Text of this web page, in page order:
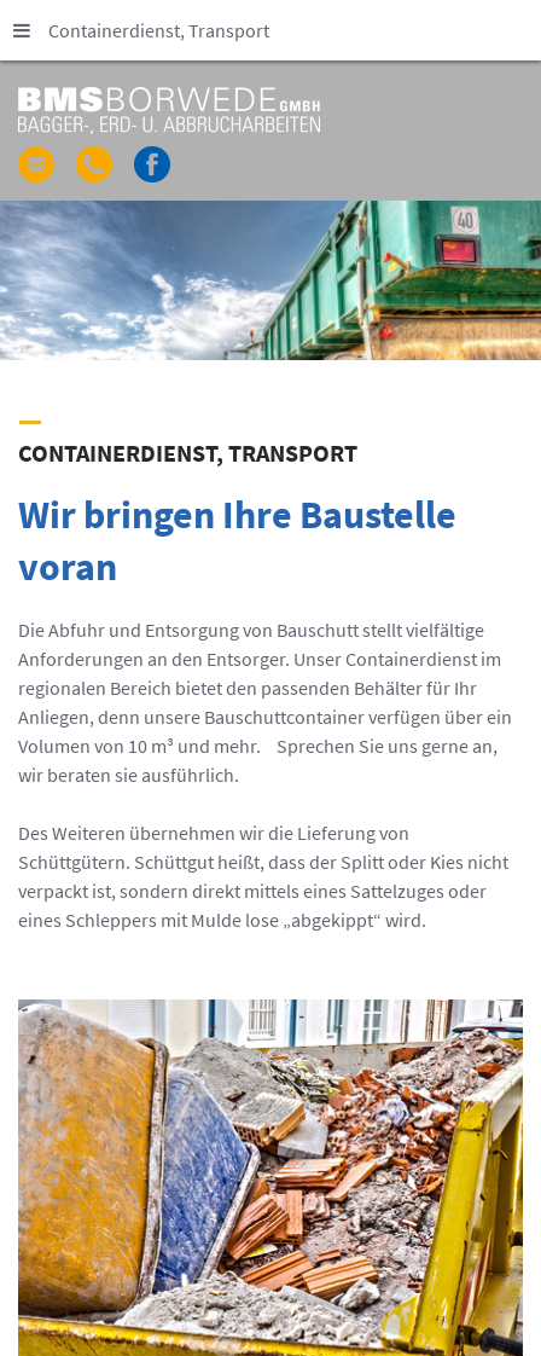
Containerdienst, Transport
CONTAINERDIENST, TRANSPORT
Wir bringen Ihre Baustelle
voran
Die Abfuhr und Entsorgung von Bauschutt stellt vielfältige
Anforderungen an den Entsorger. Unser Containerdienst im
regionalen Bereich bietet den passenden Behälter für Ihr
Anliegen, denn unsere Bauschuttcontainer verfügen über ein
Volumen von 10 m³ und mehr. Sprechen Sie uns gerne an,
wir beraten sie ausführlich.
Des Weiteren übernehmen wir die Lieferung von
Schüttgütern. Schüttgut heißt, dass der Splitt oder Kies nicht
verpackt ist, sondern direkt mittels eines Sattelzuges oder
eines Schleppers mit Mulde lose „abgekippt“ wird.